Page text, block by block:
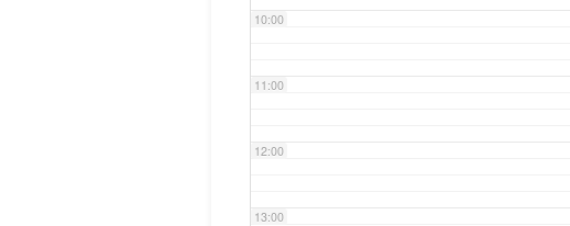
10:00
11:00
12:00
13:00